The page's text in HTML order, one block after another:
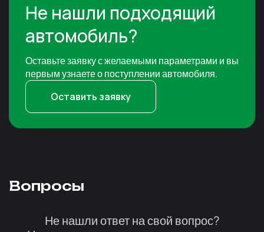
Не нашли подходящий
автомобиль?
Оставьте заявку с желаемыми параметрами и вы
первым узнаете о поступлении автомобиля.
Оставить заявку
Вопросы
Не нашли ответ на свой вопрос?